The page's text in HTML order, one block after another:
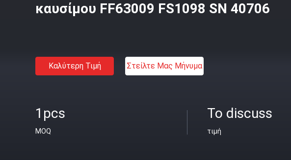
καυσίμου FF63009 FS1098 SN 40706
Καλύτερη Τιμή Στείλτε Μας Μήνυμα
1pcs
MOQ
To discuss
τιμή